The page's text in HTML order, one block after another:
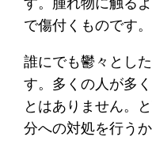
で傷付くものです。
誰にでも鬱々とし
す。多くの人が多
とはありません。
分への対処を行う